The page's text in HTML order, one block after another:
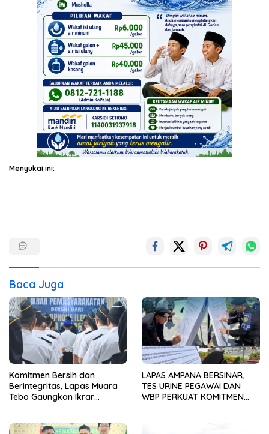
Menyukai ini:
Baca Juga
Komitmen Bersih dan
Berintegritas, Lapas Muara
Tebo Gaungkan Ikrar
dan Penipuan
LAPAS AMPANA BERSINAR,
TES URINE PEGAWAI DAN
WBP PERKUAT KOMITMEN